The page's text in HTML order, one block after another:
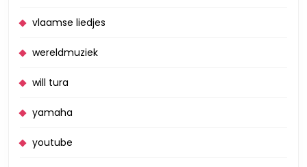
vlaamse liedjes
wereldmuziek
will tura
yamaha
youtube